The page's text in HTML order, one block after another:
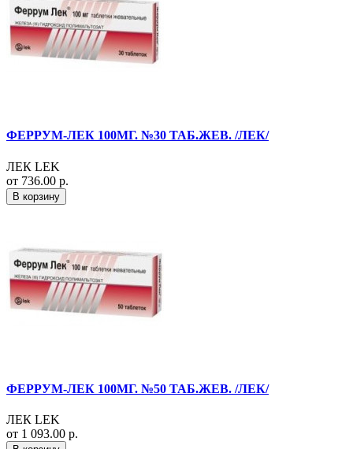
ФЕРРУМ-ЛЕК 100МГ. №30 ТАБ.ЖЕВ. /ЛЕК/
ЛЕК LEK
от 736.00 р.
В корзину
ФЕРРУМ-ЛЕК 100МГ. №50 ТАБ.ЖЕВ. /ЛЕК/
ЛЕК LEK
от 1 093.00 р.